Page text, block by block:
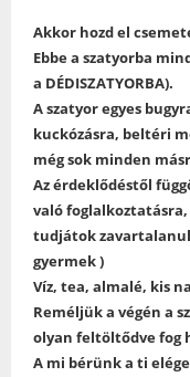
Akkor hozd el
Ebbe a szatyorba
a DÉDISZATYORBA).
A szatyor egyes
kuckózásra, beltéri
még sok minden
Az érdeklődéstől
való
tudjátok zavartalanul
gyermek )
Víz, tea, almalé, kis
Reméljük a végén a
olyan feltöltődve fog
A mi bérünk a ti